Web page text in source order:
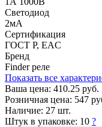
Светодиод
2мА
Сертификация
ГОСТ Р, EAC
Бренд
Finder реле
Показать все
Ваша цена: 410.25 руб.
Розничная цена: 547
Наличие: 27 шт.
Штук в упаковке: 10 ?